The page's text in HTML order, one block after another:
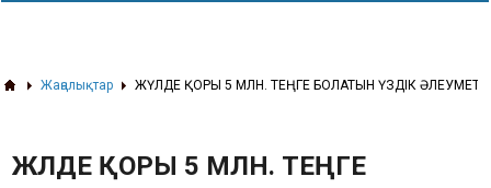
тұжырымдама мен мазмұнды ашу
ескерткіштер тізімі
3D проекты
Жаңалықтар ЖҮЛДЕ ҚОРЫ 5 МЛН. ТЕҢГЕ БОЛАТЫН ҮЗДІК
ЖҮЛДЕ ҚОРЫ 5 МЛН. ТЕҢГЕ